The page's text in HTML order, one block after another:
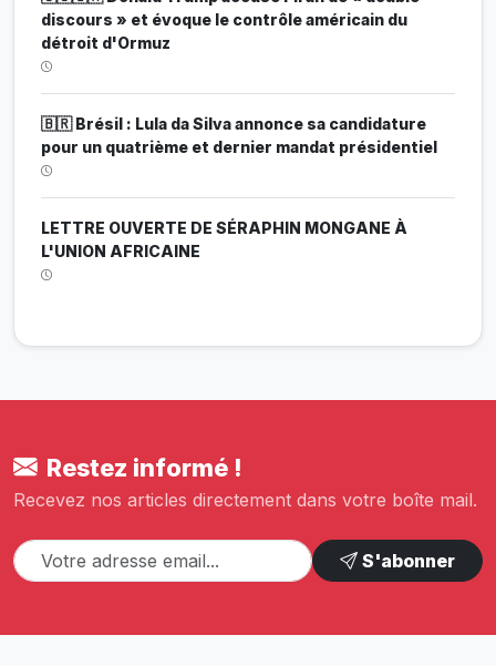
discours » et évoque le contrôle américain du
détroit d'Ormuz
🇧🇷 Brésil : Lula da Silva annonce sa candidature
pour un quatrième et dernier mandat présidentiel
LETTRE OUVERTE DE SÉRAPHIN MONGANE À
L'UNION AFRICAINE
Restez informé !
Recevez nos articles directement dans votre boîte mail.
S'abonner